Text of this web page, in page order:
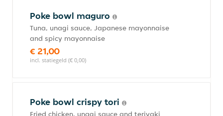
Poke bowl maguro
Tuna, unagi sauce, Japanese mayonnaise
and spicy mayonnaise
€ 21,00
incl. statiegeld (€ 0,00)
Poke bowl crispy tori
Fried chicken, unagi sauce and teriyaki